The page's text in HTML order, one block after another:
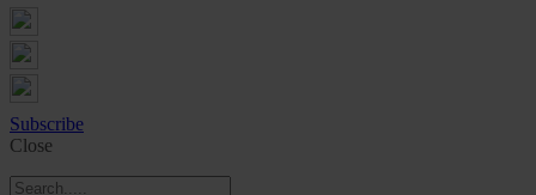
Subscribe
Close